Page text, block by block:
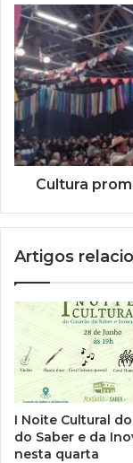
e
e
m
a
i
l
Cultura
Artigos
I Noite Cultural
do Saber e da
nesta quarta